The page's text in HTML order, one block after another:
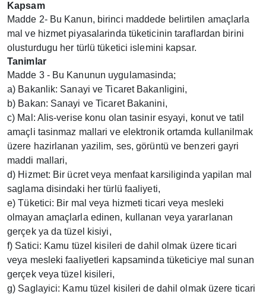
Kapsam
Madde 2- Bu Kanun, birinci maddede belirtilen amaçlarla
mal ve hizmet piyasalarinda tüketicinin taraflardan birini
olusturdugu her türlü tüketici islemini kapsar.
Tanimlar
Madde 3 - Bu Kanunun uygulamasinda;
a) Bakanlik: Sanayi ve Ticaret Bakanligini,
b) Bakan: Sanayi ve Ticaret Bakanini,
c) Mal: Alis-verise konu olan tasinir esyayi, konut ve tatil
amaçli tasinmaz mallari ve elektronik ortamda kullanilmak
üzere hazirlanan yazilim, ses, görüntü ve benzeri gayri
maddi mallari,
d) Hizmet: Bir ücret veya menfaat karsiliginda yapilan mal
saglama disindaki her türlü faaliyeti,
e) Tüketici: Bir mal veya hizmeti ticari veya mesleki
olmayan amaçlarla edinen, kullanan veya yararlanan
gerçek ya da tüzel kisiyi,
f) Satici: Kamu tüzel kisileri de dahil olmak üzere ticari
veya mesleki faaliyetleri kapsaminda tüketiciye mal sunan
gerçek veya tüzel kisileri,
g) Saglayici: Kamu tüzel kisileri de dahil olmak üzere ticari